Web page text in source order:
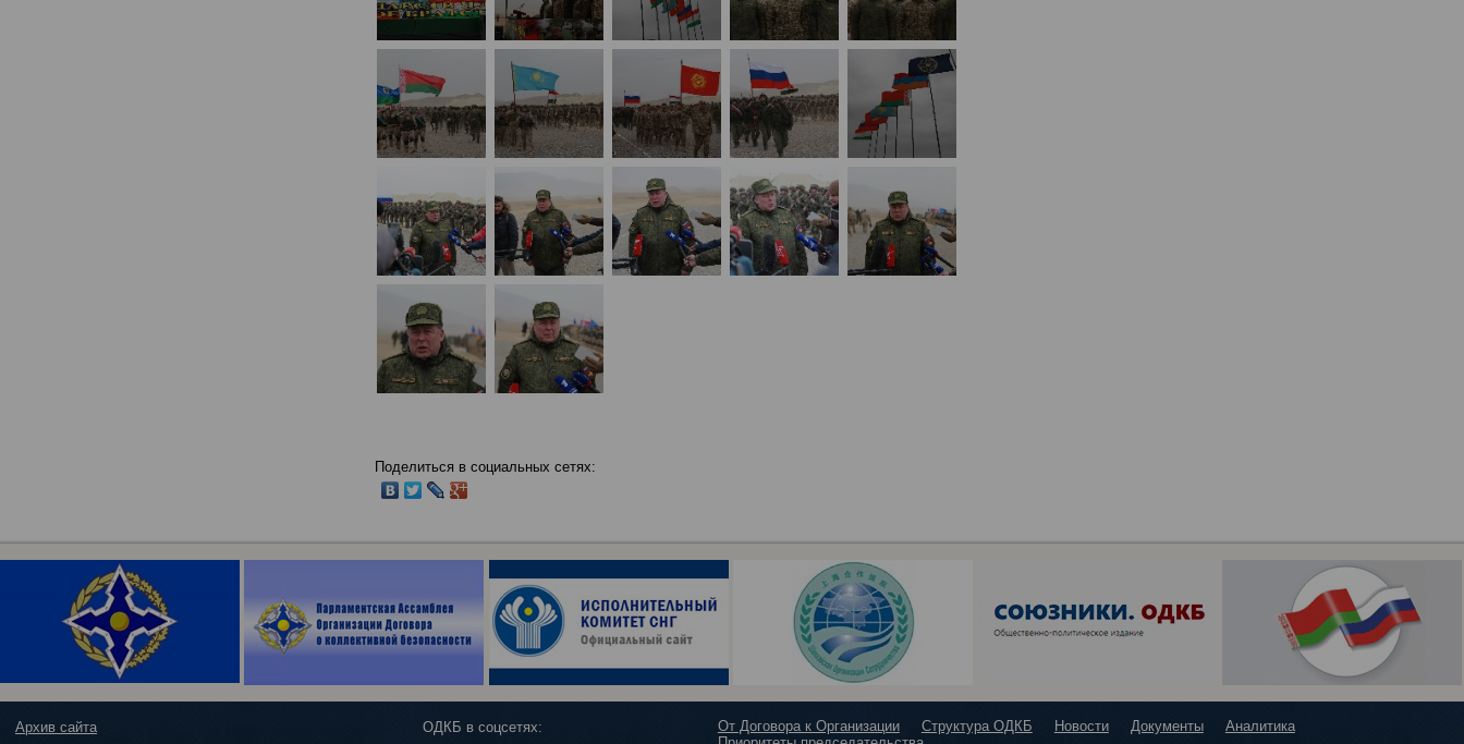
Поделиться в социальных сетях:
Архив сайта ОДКБ в соцсетях: От Договора к Организации Структура ОДКБ Новости Документы
Аналитика